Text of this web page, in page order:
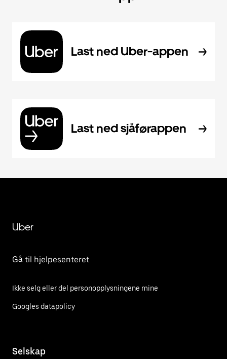
Last ned Uber-appen
Last ned sjåførappen
Uber
Gå til hjelpesenteret
Ikke selg eller del personopplysningene mine
Googles datapolicy
Selskap